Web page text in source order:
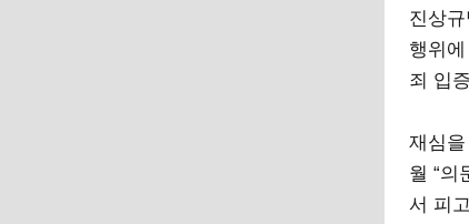
진상
행위
죄 입
재심
월 “의
서 피